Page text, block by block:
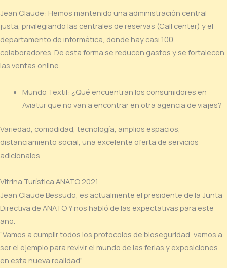
Jean Claude: Hemos mantenido una administración central
justa, privilegiando las centrales de reservas (Call center) y el
departamento de informática, donde hay casi 100
colaboradores. De esta forma se reducen gastos y se fortalecen
las ventas online.
Mundo Textil: ¿Qué encuentran los consumidores en
Aviatur que no van a encontrar en otra agencia de viajes?
Variedad, comodidad, tecnología, amplios espacios,
distanciamiento social, una excelente oferta de servicios
adicionales.
Vitrina Turística ANATO 2021
Jean Claude Bessudo, es actualmente el presidente de la Junta
Directiva de ANATO Y nos habló de las expectativas para este
año.
“Vamos a cumplir todos los protocolos de bioseguridad, vamos a
ser el ejemplo para revivir el mundo de las ferias y exposiciones
en esta nueva realidad”.